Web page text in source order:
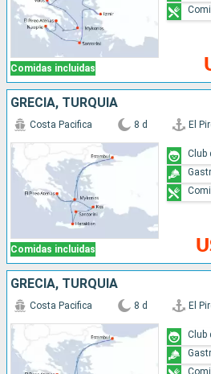
Comidas incluidas
GRECIA, TURQUÍA
Comidas incluidas
Costa Pacifica 8 d El
Club
GRECIA, TURQUÍA
Costa Pacifica 8 d El
Club